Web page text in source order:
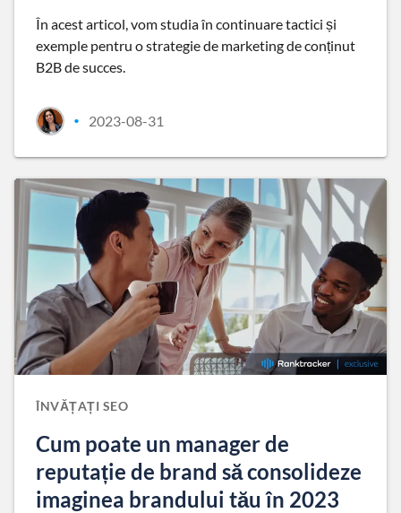
În acest articol, vom studia în continuare tactici și
exemple pentru o strategie de marketing de conținut
B2B de succes.
• 2023-08-31
ÎNVĂȚAȚI SEO
Cum poate un manager de
reputație de brand să consolideze
imaginea brandului tău în 2023